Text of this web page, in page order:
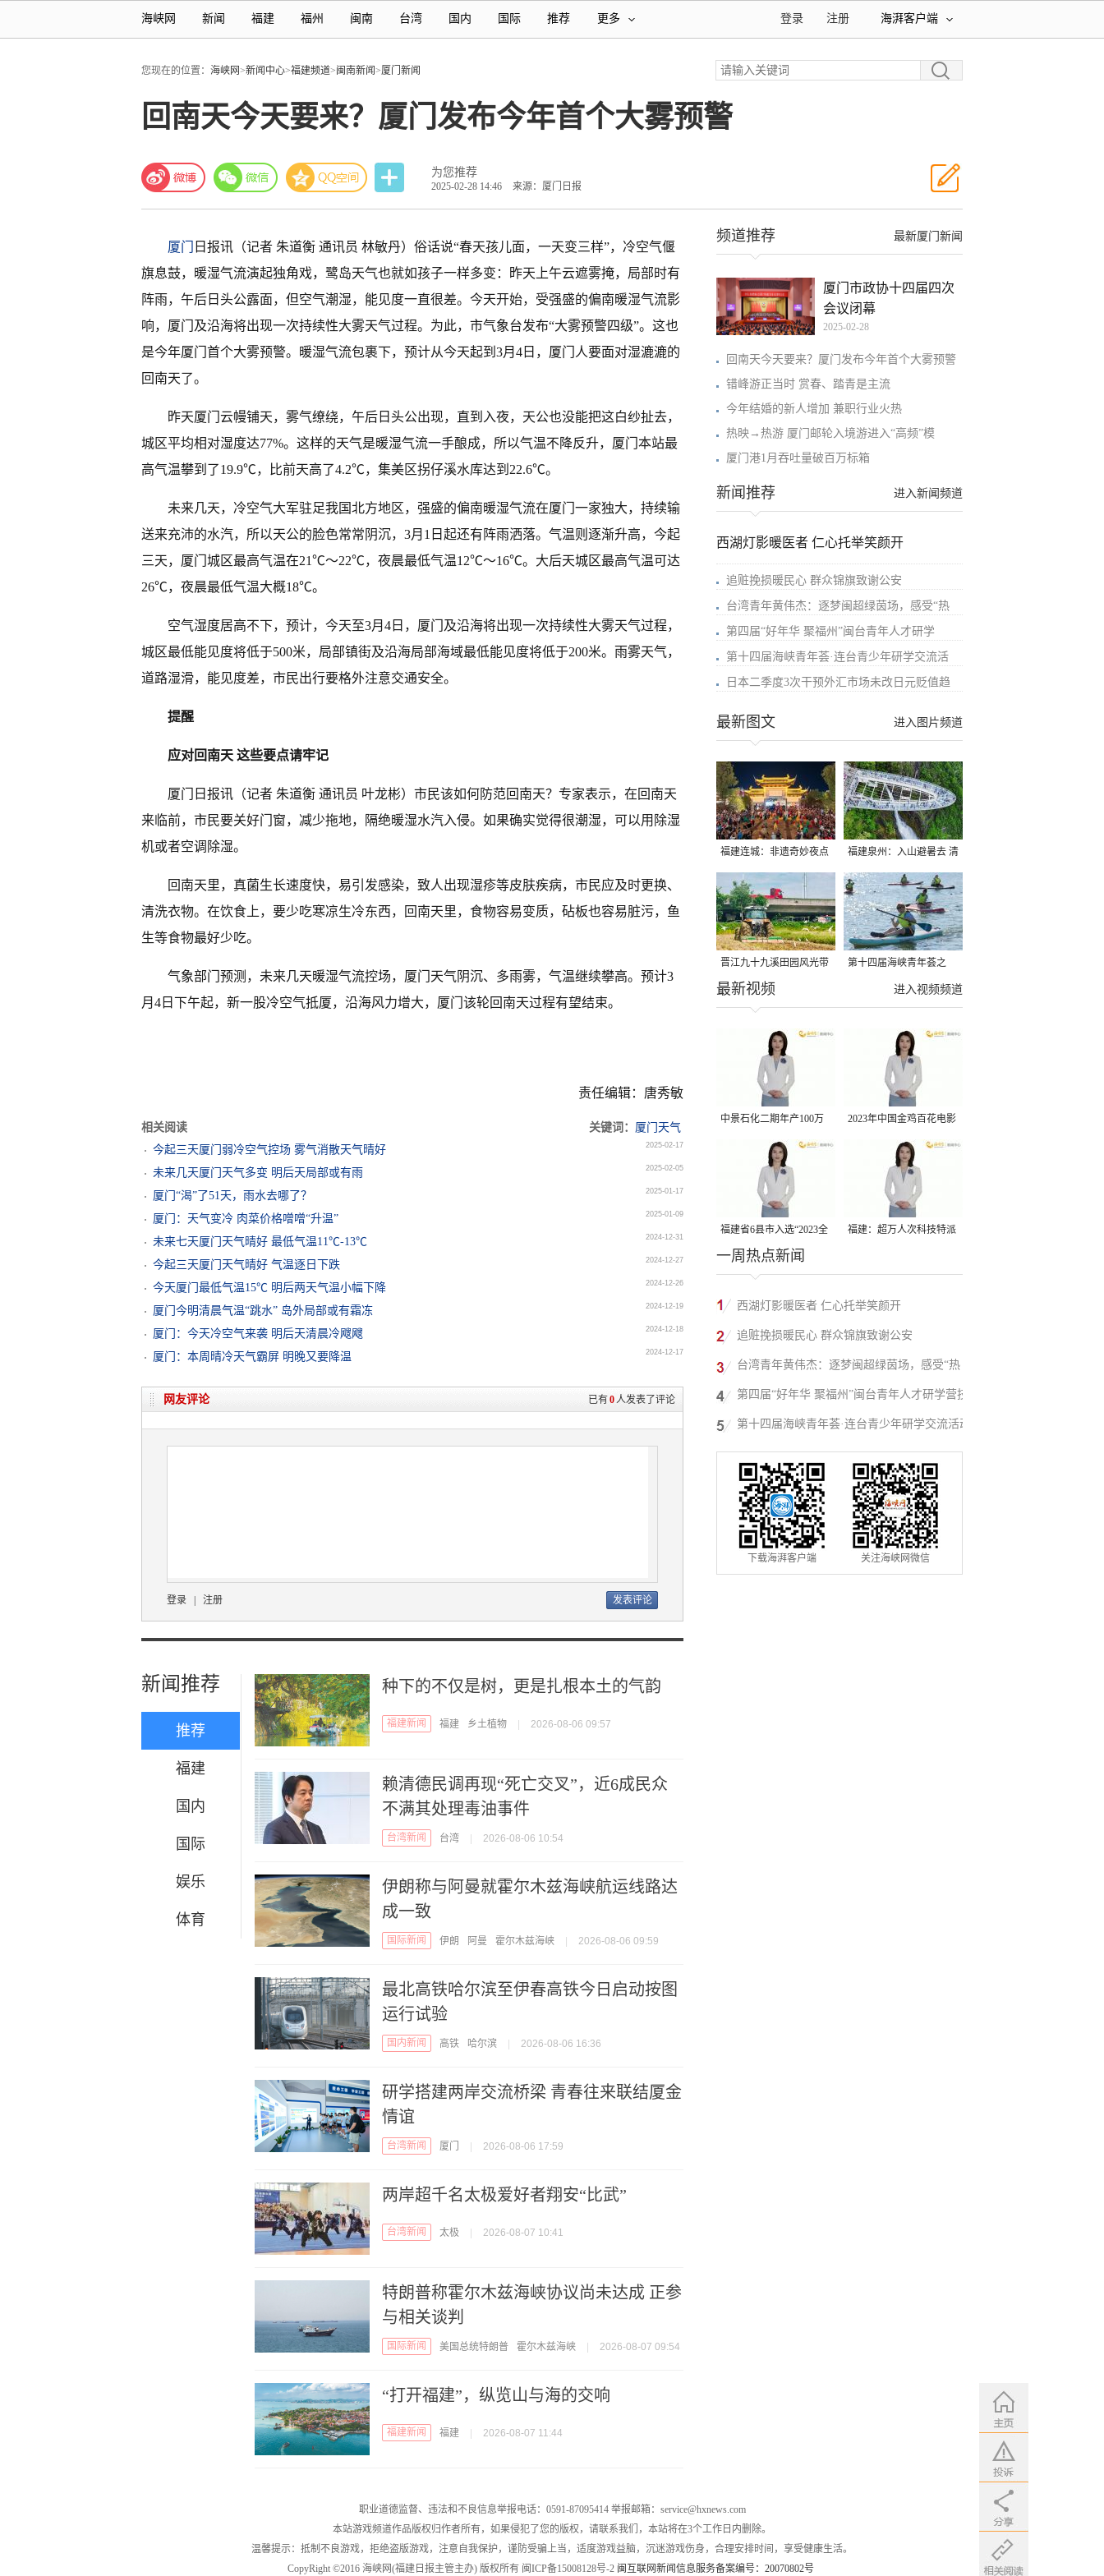
海峡网 新闻 福建 福州 闽南 台湾 国内 国际 推荐 更多 海湃客户端
注册
登录
您现在的位置： 海峡网>新闻中心>福建频道>闽南新闻>厦门新闻
回南天今天要来？厦门发布今年首个大雾预警
为您推荐
2025-02-28 14:46 来源：厦门日报
厦门
日报讯（记者 朱道衡 通讯员 林敏丹）俗话说“春天孩儿面，一天变三样”，冷空气偃
旗息鼓，暖湿气流演起独角戏，鹭岛天气也就如孩子一样多变：昨天上午云遮雾掩，局部时有
阵雨，午后日头公露面，但空气潮湿，能见度一直很差。今天开始，受强盛的偏南暖湿气流影
响，厦门及沿海将出现一次持续性大雾天气过程。为此，市气象台发布“大雾预警四级”。这也
是今年厦门首个大雾预警。暖湿气流包裹下，预计从今天起到3月4日，厦门人要面对湿漉漉的
回南天了。
昨天厦门云幔铺天，雾气缭绕，午后日头公出现，直到入夜，天公也没能把这白纱扯去，
城区平均相对湿度达77%。这样的天气是暖湿气流一手酿成，所以气温不降反升，厦门本站最
高气温攀到了19.9℃，比前天高了4.2℃，集美区拐仔溪水库达到22.6℃。
未来几天，冷空气大军驻足我国北方地区，强盛的偏南暖湿气流在厦门一家独大，持续输
送来充沛的水汽，所以天公的脸色常常阴沉，3月1日起还有阵雨洒落。气温则逐渐升高，今起
三天，厦门城区最高气温在21℃～22℃，夜晨最低气温12℃～16℃。大后天城区最高气温可达
26℃，夜晨最低气温大概18℃。
空气湿度居高不下，预计，今天至3月4日，厦门及沿海将出现一次持续性大雾天气过程，
城区最低能见度将低于500米，局部镇街及沿海局部海域最低能见度将低于200米。雨雾天气，
道路湿滑，能见度差，市民出行要格外注意交通安全。
提醒
应对回南天 这些要点请牢记
厦门日报讯（记者 朱道衡 通讯员 叶龙彬）市民该如何防范回南天？专家表示，在回南天
来临前，市民要关好门窗，减少拖地，隔绝暖湿水汽入侵。如果确实觉得很潮湿，可以用除湿
机或者空调除湿。
回南天里，真菌生长速度快，易引发感染，致人出现湿疹等皮肤疾病，市民应及时更换、
清洗衣物。在饮食上，要少吃寒凉生冷东西，回南天里，食物容易变质，砧板也容易脏污，鱼
生等食物最好少吃。
气象部门预测，未来几天暖湿气流控场，厦门天气阴沉、多雨雾，气温继续攀高。预计3
月4日下午起，新一股冷空气抵厦，沿海风力增大，厦门该轮回南天过程有望结束。
责任编辑：唐秀敏
相关阅读 关键词： 厦门天气
今起三天厦门弱冷空气控场 雾气消散天气晴好
2025-02-17
​未来几天厦门天气多变 明后天局部或有雨 2025-02-05
厦门“渴”了51天，雨水去哪了？ 2025-01-17
厦门：天气变冷 肉菜价格噌噌“升温” 2025-01-09
未来七天厦门天气晴好 最低气温11℃-13℃ 2024-12-31
今起三天厦门天气晴好 气温逐日下跌 2024-12-27
今天厦门最低气温15℃ 明后两天气温小幅下降 2024-12-26
厦门今明清晨气温“跳水” 岛外局部或有霜冻 2024-12-19
厦门：今天冷空气来袭 明后天清晨冷飕飕 2024-12-18
厦门：本周晴冷天气霸屏 明晚又要降温 2024-12-17
已有0人发表了评论
网友评论
登录 注册
新闻推荐
推荐
福建
国内
国际
娱乐
体育
种下的不仅是树，更是扎根本土的气韵
福建新闻 福建 乡土植物 2026-08-06 09:57
赖清德民调再现“死亡交叉”，近6成民众
不满其处理毒油事件
台湾新闻 台湾 2026-08-06 10:54
伊朗称与阿曼就霍尔木兹海峡航运线路达
成一致
国际新闻 伊朗 阿曼 霍尔木兹海峡 2026-08-06 09:59
最北高铁哈尔滨至伊春高铁今日启动按图
运行试验
国内新闻 高铁 哈尔滨 2026-08-06 16:36
研学搭建两岸交流桥梁 青春往来联结厦金
情谊
台湾新闻 厦门 2026-08-06 17:59
两岸超千名太极爱好者翔安“比武”
台湾新闻 太极 2026-08-07 10:41
特朗普称霍尔木兹海峡协议尚未达成 正参
与相关谈判
国际新闻 美国总统特朗普 霍尔木兹海峡 2026-08-07 09:54
“打开福建”，纵览山与海的交响
福建新闻 福建 2026-08-07 11:44
最新厦门新闻
频道推荐
厦门市政协十四届四次
会议闭幕
2025-02-28
回南天今天要来？厦门发布今年首个大雾预警
错峰游正当时 赏春、踏青是主流
今年结婚的新人增加 兼职行业火热
热映→热游 厦门邮轮入境游进入“高频”模
厦门港1月吞吐量破百万标箱
进入新闻频道
新闻推荐
西湖灯影暖医者 仁心托举笑颜开
追赃挽损暖民心 群众锦旗致谢公安
台湾青年黄伟杰：逐梦闽超绿茵场，感受“热
第四届“好年华 聚福州”闽台青年人才研学
第十四届海峡青年荟·连台青少年研学交流活
日本二季度3次干预外汇市场未改日元贬值趋
进入图片频道
最新图文
福建连城：非遗奇妙夜点
亮夏夜
福建泉州：入山避暑去 清
凉好惬意
晋江九十九溪田园风光带
千亩早稻迎来成熟收割季
第十四届海峡青年荟之
2026榕台青年大学生水上
进入视频频道
最新视频
中景石化二期年产100万
吨丙烷脱氢项目建成中交
2023年中国金鸡百花电影
节有福电影巡展31日启动
福建省6县市入选“2023全
国县域发展潜力百强县”
福建：超万人次科技特派
一周热点新闻
西湖灯影暖医者 仁心托举笑颜开
追赃挽损暖民心 群众锦旗致谢公安
台湾青年黄伟杰：逐梦闽超绿茵场，感受“热
血”与温情
第四届“好年华 聚福州”闽台青年人才研学营技
术成果项目路演在榕举办
第十四届海峡青年荟·连台青少年研学交流活动
在福州启航
下载海湃客户端 关注海峡网微信
职业道德监督、违法和不良信息举报电话：0591-87095414 举报邮箱：service@hxnews.com
本站游戏频道作品版权归作者所有，如果侵犯了您的版权，请联系我们，本站将在3个工作日内删除。
温馨提示：抵制不良游戏，拒绝盗版游戏，注意自我保护，谨防受骗上当，适度游戏益脑，沉迷游戏伤身，合理安排时间，享受健康生活。
CopyRight ©2016 海峡网(福建日报主管主办) 版权所有 闽ICP备15008128号-2 闽互联网新闻信息服务备案编号：20070802号